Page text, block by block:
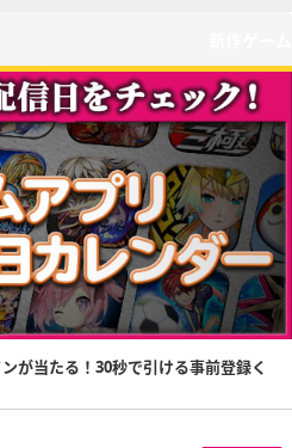
が当たる！30秒で引ける事前登録く